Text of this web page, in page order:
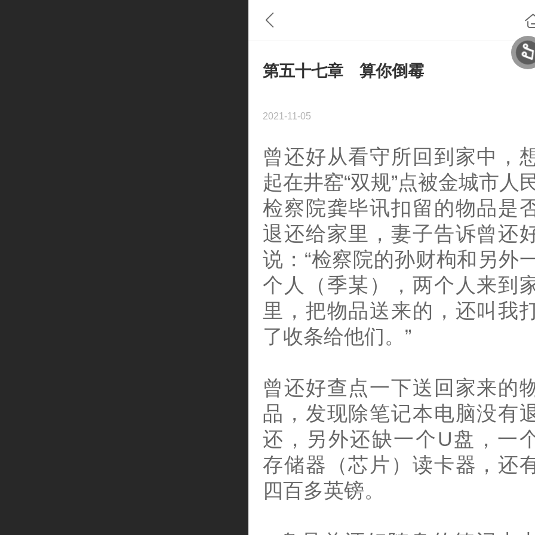
第五十七章 算你倒霉
2021-11-05
曾还好从看守所回到家中，
起在井窑“双规”点被金城市人
检察院龚毕讯扣留的物品是
退还给家里，妻子告诉曾还
说：“检察院的孙财枸和另外
个人（季某），两个人来到
里，把物品送来的，还叫我
了收条给他们。”
曾还好查点一下送回家来的
品，发现除笔记本电脑没有
还，另外还缺一个U盘，一
存储器（芯片）读卡器，还
四百多英镑。